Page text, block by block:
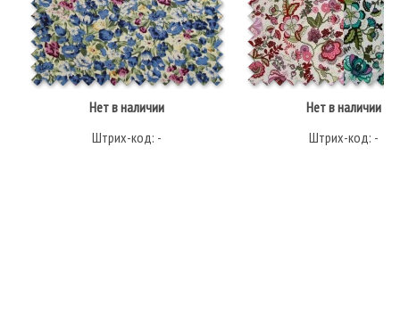
Нет в наличии
Штрих-код: -
Нет в наличии
Штрих-код: -